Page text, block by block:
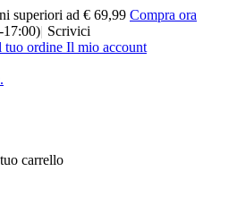
superiori ad € 69,99 Compra ora
17:00)| Scrivici
tuo ordine Il mio account
carrello